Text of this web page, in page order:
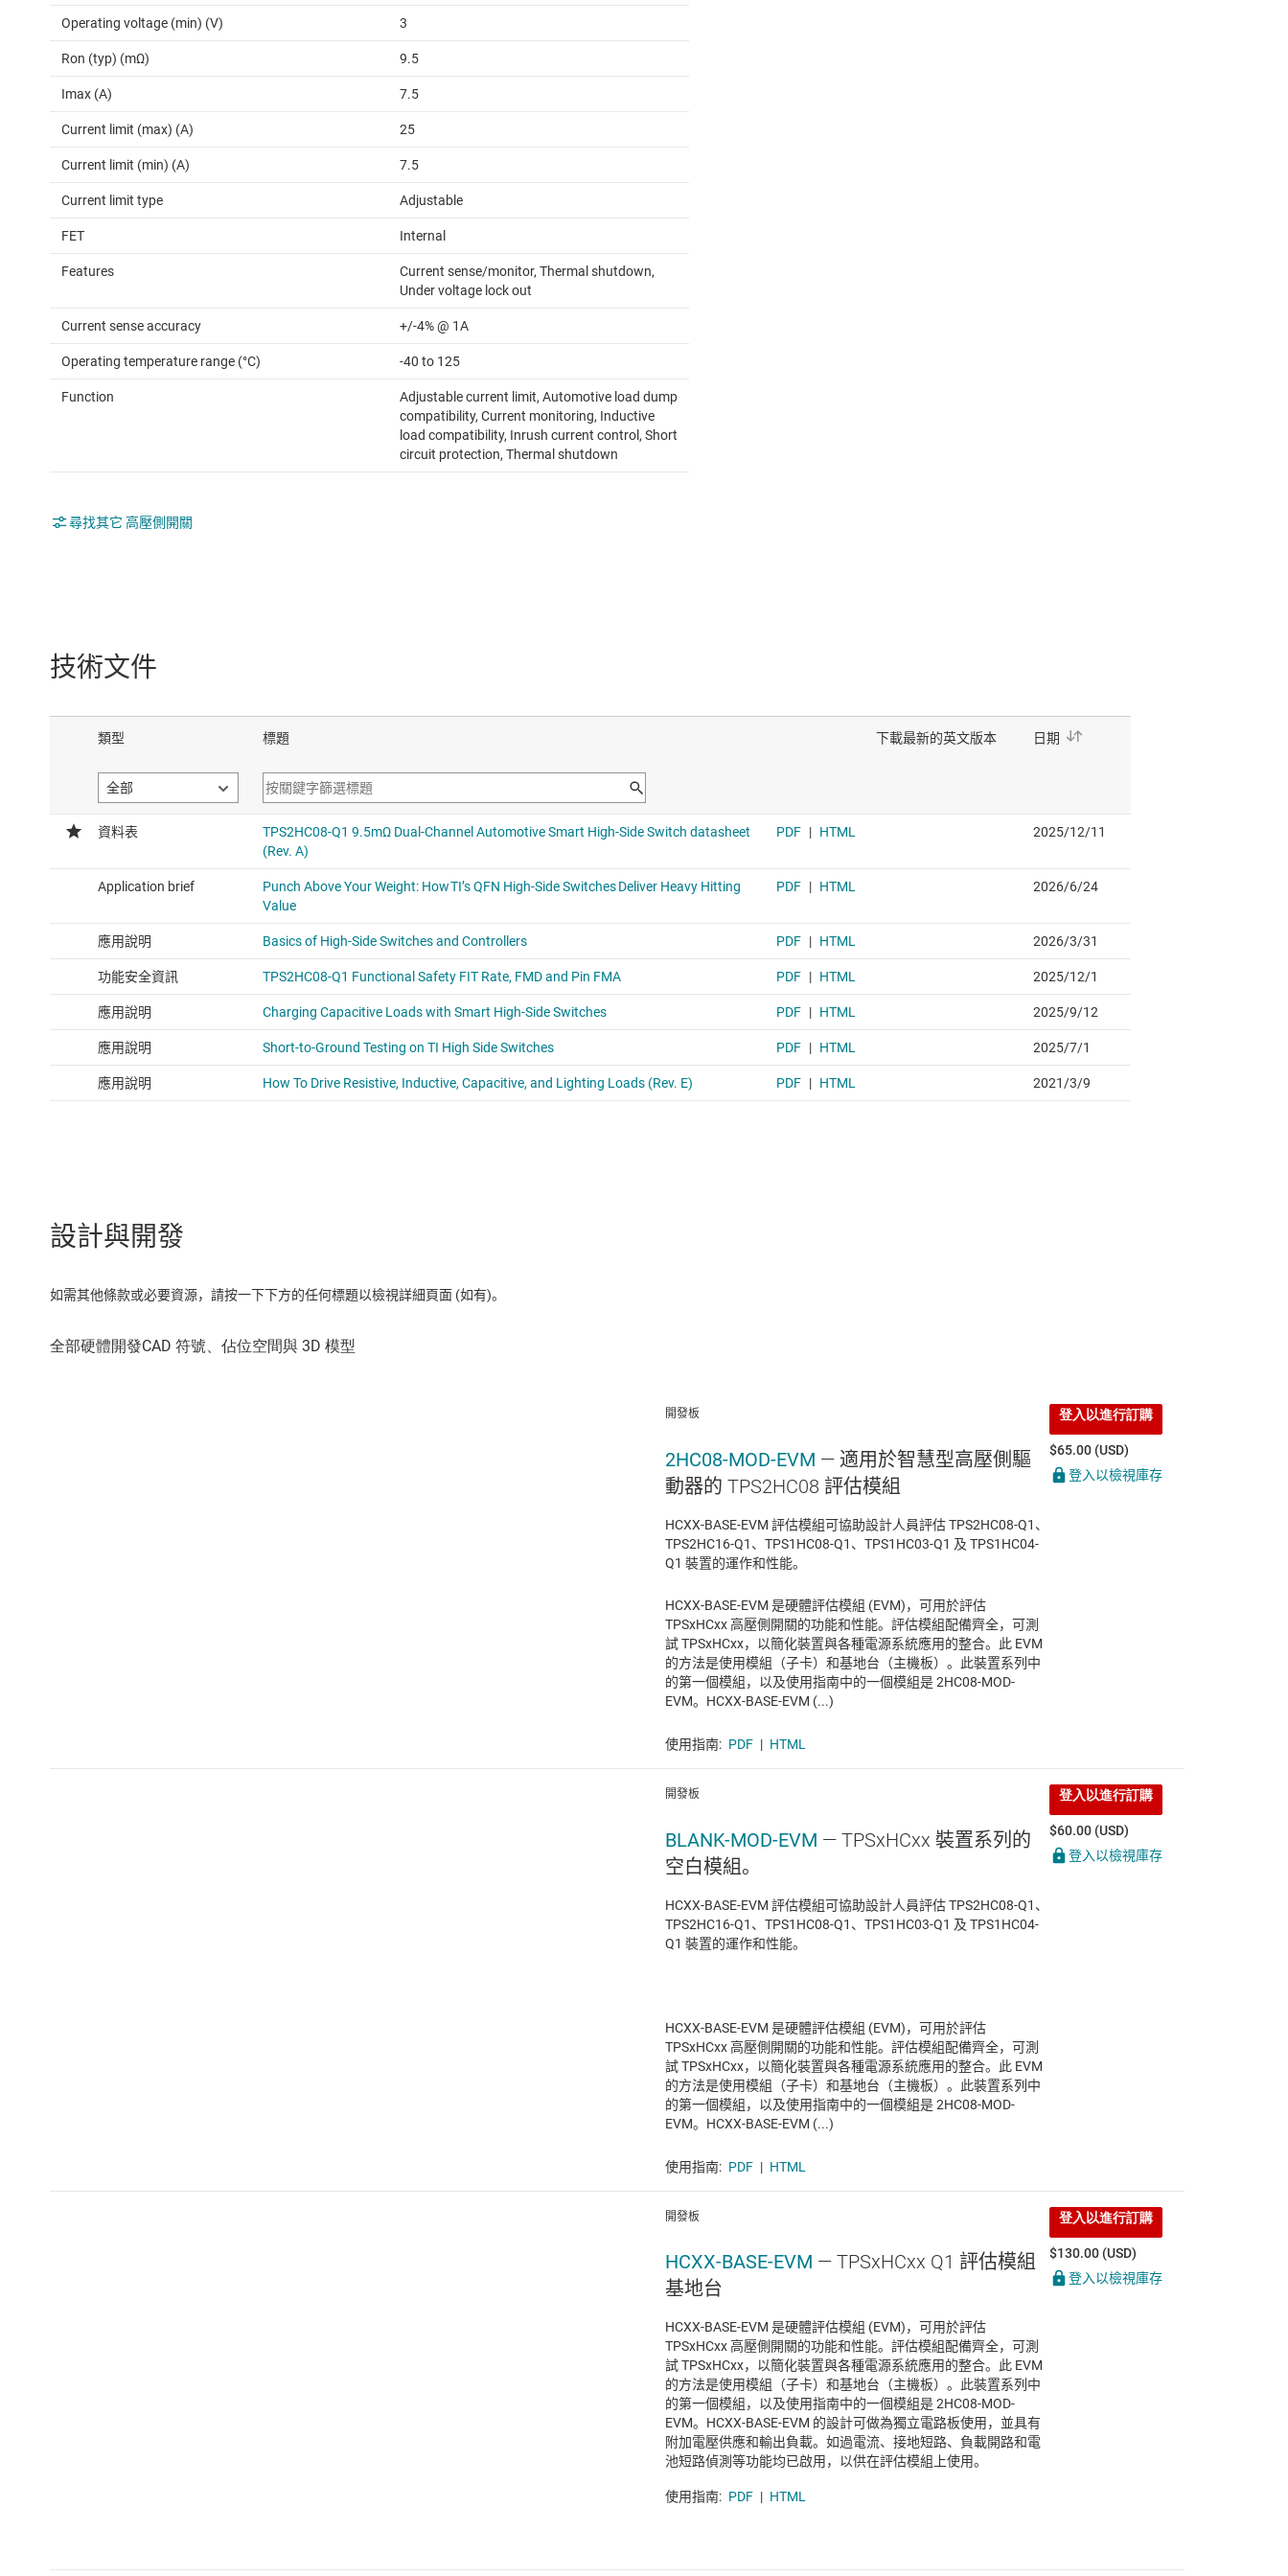
Operating voltage (min) (V) 3
Ron (typ) (mΩ) 9.5
Imax (A) 7.5
Current limit (max) (A) 25
Current limit (min) (A) 7.5
Current limit type Adjustable
FET Internal
Features
Current sense/monitor, Thermal shutdown,
Under voltage lock out
Current sense accuracy +/-4% @ 1A
Operating temperature range (°C) -40 to 125
Function
Adjustable current limit, Automotive load dump
compatibility, Current monitoring, Inductive
load compatibility, Inrush current control, Short
circuit protection, Thermal shutdown
尋找其它 高壓側開關
技術文件
設計與開發
如需其他條款或必要資源，請按一下下方的任何標題以檢視詳細頁面 (如有)。
開發板
2HC08-MOD-EVM — 適用於智慧型高壓側驅
動器的 TPS2HC08 評估模組
HCXX-BASE-EVM 評估模組可協助設計人員評估 TPS2HC08-Q1、
TPS2HC16-Q1、TPS1HC08-Q1、TPS1HC03-Q1 及 TPS1HC04-
Q1 裝置的運作和性能。
HCXX-BASE-EVM 是硬體評估模組 (EVM)，可用於評估
TPSxHCxx 高壓側開關的功能和性能。評估模組配備齊全，可測
試 TPSxHCxx，以簡化裝置與各種電源系統應用的整合。此 EVM
的方法是使用模組（子卡）和基地台（主機板）。此裝置系列中
的第一個模組，以及使用指南中的一個模組是 2HC08-MOD-
EVM。HCXX-BASE-EVM (...)
使用指南: PDF | HTML
登入以進行訂購
$65.00 (USD)
登入以檢視庫存
開發板
BLANK-MOD-EVM — TPSxHCxx 裝置系列的
空白模組。
HCXX-BASE-EVM 評估模組可協助設計人員評估 TPS2HC08-Q1、
TPS2HC16-Q1、TPS1HC08-Q1、TPS1HC03-Q1 及 TPS1HC04-
Q1 裝置的運作和性能。
HCXX-BASE-EVM 是硬體評估模組 (EVM)，可用於評估
TPSxHCxx 高壓側開關的功能和性能。評估模組配備齊全，可測
試 TPSxHCxx，以簡化裝置與各種電源系統應用的整合。此 EVM
的方法是使用模組（子卡）和基地台（主機板）。此裝置系列中
的第一個模組，以及使用指南中的一個模組是 2HC08-MOD-
EVM。HCXX-BASE-EVM (...)
使用指南: PDF | HTML
登入以進行訂購
$60.00 (USD)
登入以檢視庫存
開發板
HCXX-BASE-EVM — TPSxHCxx Q1 評估模組
基地台
HCXX-BASE-EVM 是硬體評估模組 (EVM)，可用於評估
TPSxHCxx 高壓側開關的功能和性能。評估模組配備齊全，可測
試 TPSxHCxx，以簡化裝置與各種電源系統應用的整合。此 EVM
的方法是使用模組（子卡）和基地台（主機板）。此裝置系列中
的第一個模組，以及使用指南中的一個模組是 2HC08-MOD-
EVM。HCXX-BASE-EVM 的設計可做為獨立電路板使用，並具有
附加電壓供應和輸出負載。如過電流、接地短路、負載開路和電
池短路偵測等功能均已啟用，以供在評估模組上使用。
使用指南: PDF | HTML
登入以進行訂購
$130.00 (USD)
登入以檢視庫存